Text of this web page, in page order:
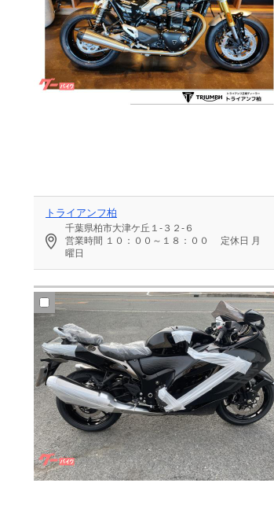
トライアンフ柏
千葉県柏市大津ケ丘１‐３２‐６
営業時間 １０：００～１８：００ 定休日 月
曜日